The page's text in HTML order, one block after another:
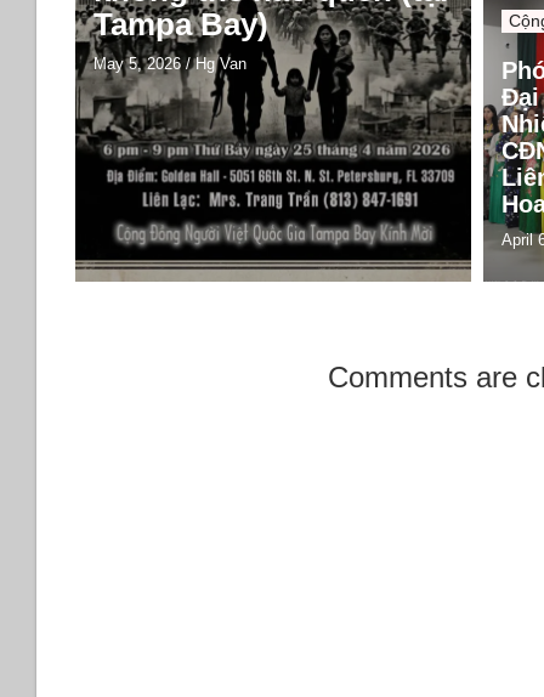
Tampa Bay)
May 5, 2026 /Hg Van
Đại
April
Comments are